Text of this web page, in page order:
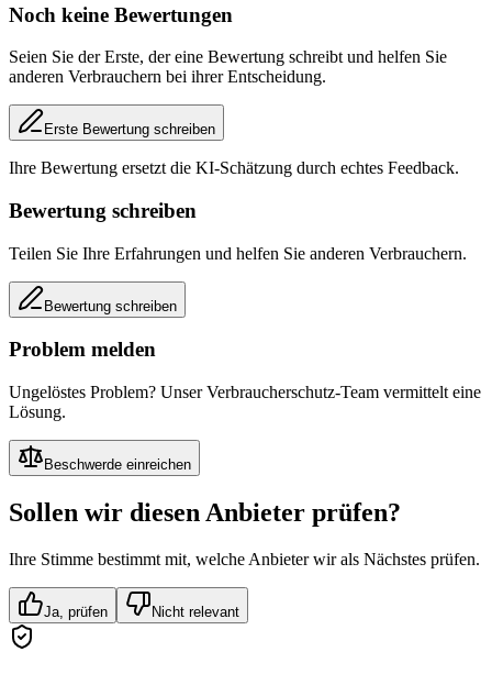
Noch keine Bewertungen
Seien Sie der Erste, der eine Bewertung schreibt und helfen Sie
anderen Verbrauchern bei ihrer Entscheidung.
Erste Bewertung schreiben
Ihre Bewertung ersetzt die KI-Schätzung durch echtes Feedback.
Bewertung schreiben
Teilen Sie Ihre Erfahrungen und helfen Sie anderen Verbrauchern.
Bewertung schreiben
Problem melden
Ungelöstes Problem? Unser Verbraucherschutz-Team vermittelt eine
Lösung.
Beschwerde einreichen
Sollen wir diesen Anbieter prüfen?
Ihre Stimme bestimmt mit, welche Anbieter wir als Nächstes prüfen.
Ja, prüfen Nicht relevant